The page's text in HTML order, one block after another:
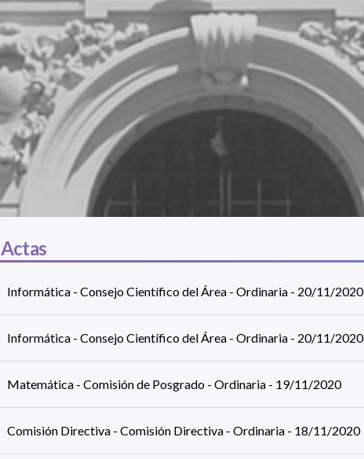
Actas
Informática - Consejo Científico del Área - Ordinaria - 20/11/2020
Informática - Consejo Científico del Área - Ordinaria - 20/11/2020
Matemática - Comisión de Posgrado - Ordinaria - 19/11/2020
Comisión Directiva - Comisión Directiva - Ordinaria - 18/11/2020